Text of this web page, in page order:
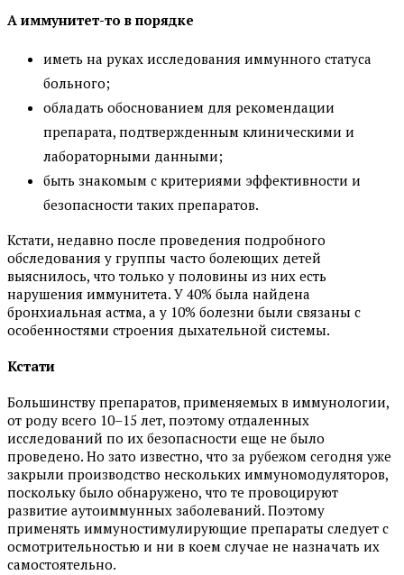
А иммунитет-то в порядке
иметь на руках исследования иммунного статуса
больного;
обладать обоснованием для рекомендации
препарата, подтвержденным клиническими и
лабораторными данными;
быть знакомым с критериями эффективности и
безопасности таких препаратов.
Кстати, недавно после проведения подробного
обследования у группы часто болеющих детей
выяснилось, что только у половины из них есть
нарушения иммунитета. У 40% была найдена
бронхиальная астма, а у 10% болезни были связаны с
особенностями строения дыхательной системы.
Кстати
Большинству препаратов, применяемых в иммунологии,
от роду всего 10–15 лет, поэтому отдаленных
исследований по их безопасности еще не было
проведено. Но зато известно, что за рубежом сегодня уже
закрыли производство нескольких иммуномодуляторов,
поскольку было обнаружено, что те провоцируют
развитие аутоиммунных заболеваний. Поэтому
применять иммуностимулирующие препараты следует с
осмотрительностью и ни в коем случае не назначать их
самостоятельно.